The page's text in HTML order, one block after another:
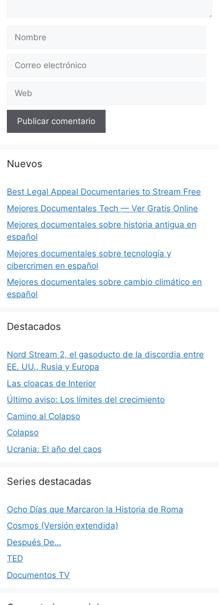
Nombre
Correo
Web
Nuevos
Best Legal Appeal Documentaries to Stream Free
Mejores Documentales Tech — Ver Gratis Online
Mejores documentales sobre historia antigua en
español
Mejores documentales sobre tecnología y
cibercrimen en español
Mejores documentales sobre cambio climático en
español
Destacados
Nord Stream 2, el gasoducto de la discordia entre
EE. UU., Rusia y Europa
Las cloacas de Interior
Último aviso: Los límites del crecimiento
Camino al Colapso
Colapso
Ucrania: El año del caos
Series destacadas
Ocho Días que Marcaron la Historia de Roma
Cosmos (Versión extendida)
Después De…
TED
Documentos TV